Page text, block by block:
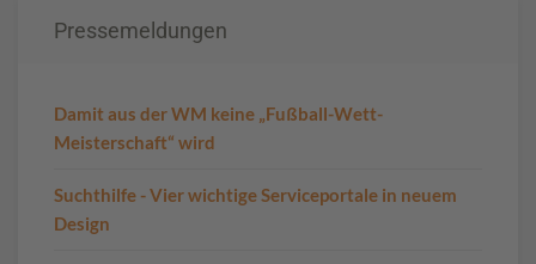
Pressemeldungen
Damit aus der WM keine „Fußball-Wett-
Meisterschaft“ wird
Suchthilfe - Vier wichtige Serviceportale in neuem
Design